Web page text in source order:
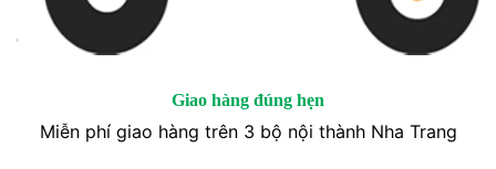
Giao hàng đúng hẹn
Miễn phí giao hàng trên 3 bộ nội thành Nha Trang